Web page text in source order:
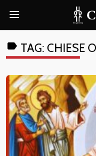
label TAG: CHIESE